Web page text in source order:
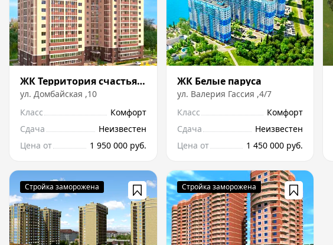
ЖК Территория счастья на Домбайской
ул. Домбайская ,10
Класс
Комфорт
Сдача
Неизвестен
Цена от
1 950 000 руб.
ЖК Белые паруса
ул. Валерия Гассия ,4/7
Класс
Комфорт
Сдача
Неизвестен
Цена от
1 450 000 руб.